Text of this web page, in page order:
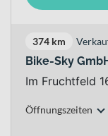
374 km
Bike-Sky
Im Fruchtfeld
Öffnungszeiten